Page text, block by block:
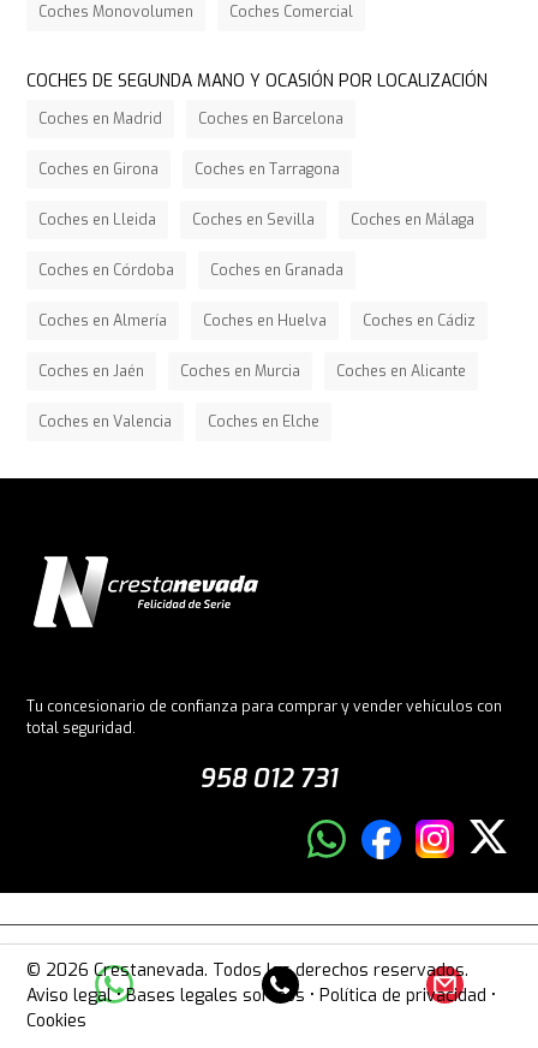
Coches Monovolumen Coches Comercial
COCHES DE SEGUNDA MANO Y OCASIÓN POR LOCALIZACIÓN
Coches en Madrid Coches en Barcelona
Coches en Girona Coches en Tarragona
Coches en Lleida Coches en Sevilla Coches en Málaga
Coches en Córdoba Coches en Granada
Coches en Almería Coches en Huelva Coches en Cádiz
Coches en Jaén Coches en Murcia Coches en Alicante
Coches en Valencia Coches en Elche
Tu concesionario de confianza para comprar y vender vehículos con
total seguridad.
958 012 731
© 2026 Crestanevada. Todos los derechos reservados.
Aviso legal•Bases legales sorteos •Política de privacidad •
Cookies